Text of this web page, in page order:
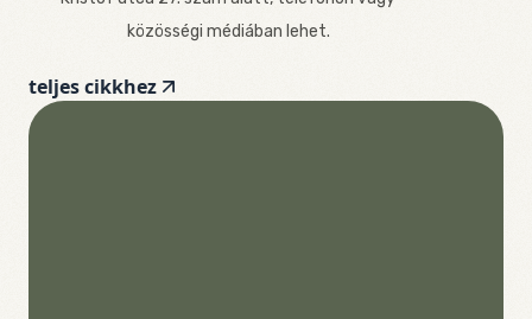
közösségi médiában lehet.
teljes cikkhez